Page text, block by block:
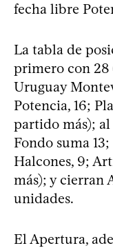
fecha libre
La tabla de
primero con 28
Uruguay
Potencia, 16;
partido más);
Fondo suma
Halcones, 9;
más); y cierran
unidades.
El Apertura,